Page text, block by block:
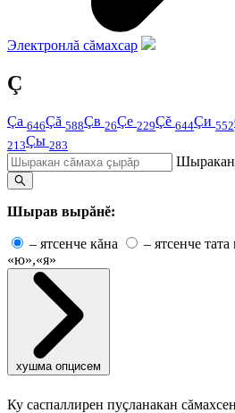
Электронлă сăмахсар
Ç
Çа 646Çă 588Çв 26Çе 229Çĕ 644Çи 552
213Çы 283
Шыракан
Шырав вырăнĕ:
– ятсенче кăна – ятсенче
«ю»,«я»
хушма опцисем
Ку саспаллирен пуçланакан